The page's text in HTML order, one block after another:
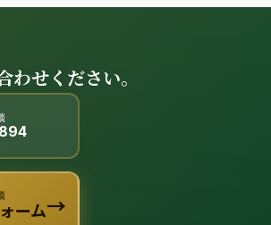
せください。
ーム→